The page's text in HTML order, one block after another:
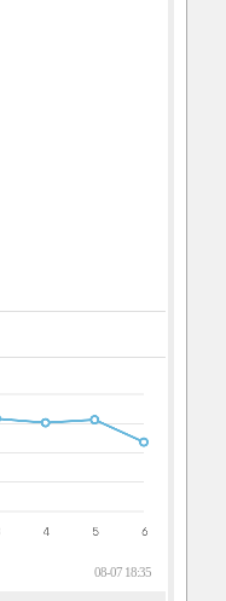
08-07 18:35